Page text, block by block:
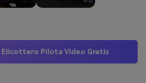
Elicottero Pilota Video Gratis